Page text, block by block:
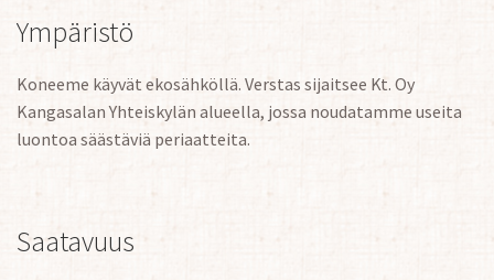
Ympäristö
Koneeme käyvät ekosähköllä. Verstas sijaitsee Kt. Oy
Kangasalan Yhteiskylän alueella, jossa noudatamme useita
luontoa säästäviä periaatteita.
Saatavuus